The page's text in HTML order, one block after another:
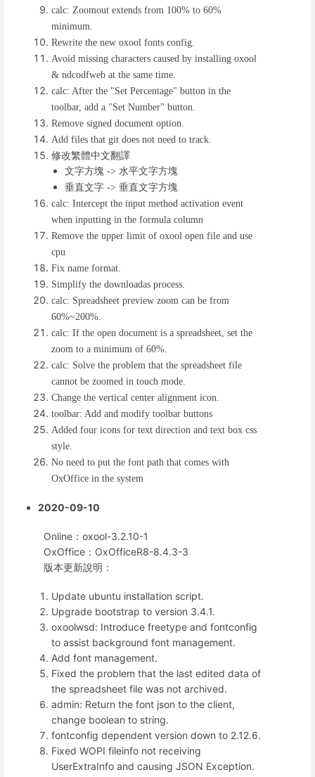
calc: Zoomout extends from 100% to 60%
minimum.
Rewrite the new oxool fonts config.
Avoid missing characters caused by installing oxool
& ndcodfweb at the same time.
calc: After the "Set Percentage" button in the
toolbar, add a "Set Number" button.
Remove signed document option.
Add files that git does not need to track.
修改繁體中文翻譯
文字方塊->水平文字方塊
垂直文字->垂直文字方塊
calc: Intercept the input method activation event
when inputting in the formula column
Remove the upper limit of oxool open file and use
cpu
Fix name format.
Simplify the downloadas process.
calc: Spreadsheet preview zoom can be from
60%~200%.
calc: If the open document is a spreadsheet, set the
zoom to a minimum of 60%.
calc: Solve the problem that the spreadsheet file
cannot be zoomed in touch mode.
Change the vertical center alignment icon.
toolbar: Add and modify toolbar buttons
Added four icons for text direction and text box css
style.
No need to put the font path that comes with
OxOffice in the system
2020-09-10
Online：oxool-3.2.10-1
OxOffice：OxOfficeR8-8.4.3-3
版本更新說明：
Update ubuntu installation script.
Upgrade bootstrap to version 3.4.1.
oxoolwsd: Introduce freetype and fontconfig
to assist background font management.
Add font management.
Fixed the problem that the last edited data of
the spreadsheet file was not archived.
admin: Return the font json to the client,
change boolean to string.
fontconfig dependent version down to 2.12.6.
Fixed WOPI fileinfo not receiving
UserExtraInfo and causing JSON Exception.